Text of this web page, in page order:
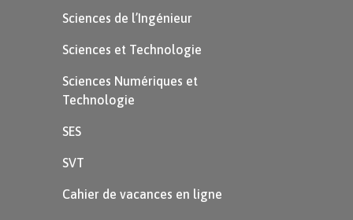
Sciences de l’Ingénieur
Sciences et Technologie
Sciences Numériques et
Technologie
SES
SVT
Cahier de vacances en ligne